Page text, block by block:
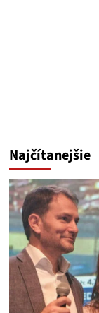
Najčítanejšie